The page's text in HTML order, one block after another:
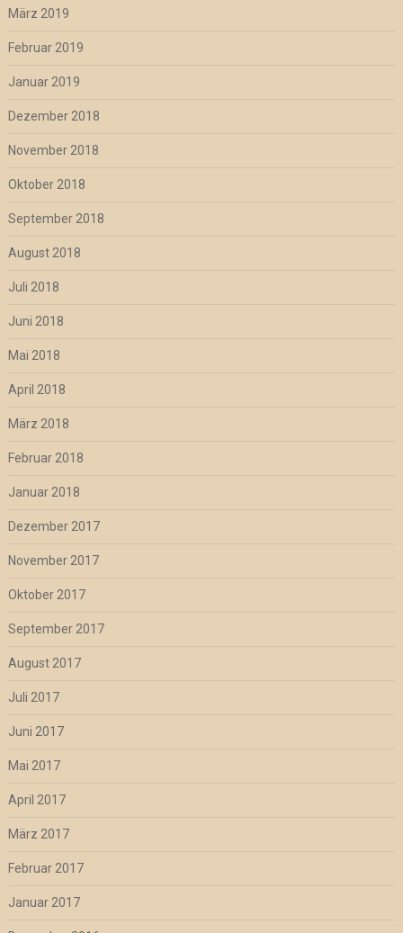
März 2019
Februar 2019
Januar 2019
Dezember 2018
November 2018
Oktober 2018
September 2018
August 2018
Juli 2018
Juni 2018
Mai 2018
April 2018
März 2018
Februar 2018
Januar 2018
Dezember 2017
November 2017
Oktober 2017
September 2017
August 2017
Juli 2017
Juni 2017
Mai 2017
April 2017
März 2017
Februar 2017
Januar 2017